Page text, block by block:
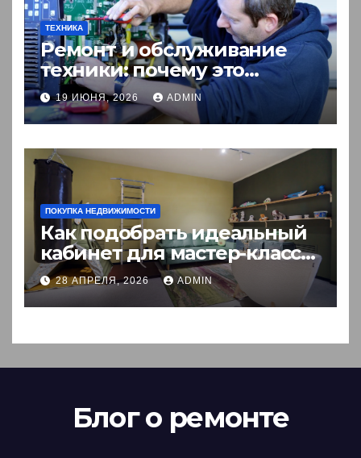
ТЕХНИКА
Ремонт и обслуживание
техники: почему это
выгоднее покупки новой?
19 ИЮНЯ, 2026 ADMIN
ПОКУПКА НЕДВИЖИМОСТИ
Как подобрать идеальный
кабинет для мастер-класса:
пошаговый гид
28 АПРЕЛЯ, 2026 ADMIN
Блог о ремонте